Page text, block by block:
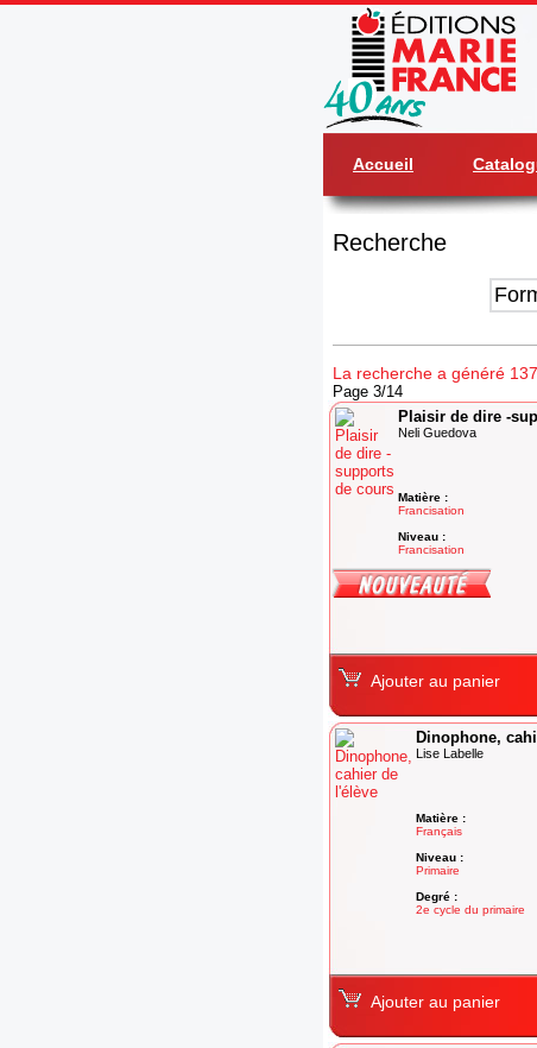
Accueil
Recherche
La recherche a généré
Page 3/14
Plaisir de dire -
Neli Guedova
Matière :
Francisation
Niveau :
Francisation
Degré :
Francisation
Ajouter au panier
Dinophone,
Lise Labelle
Matière :
Français
Niveau :
Primaire
Degré :
2e cycle du primaire
Ajouter au panier